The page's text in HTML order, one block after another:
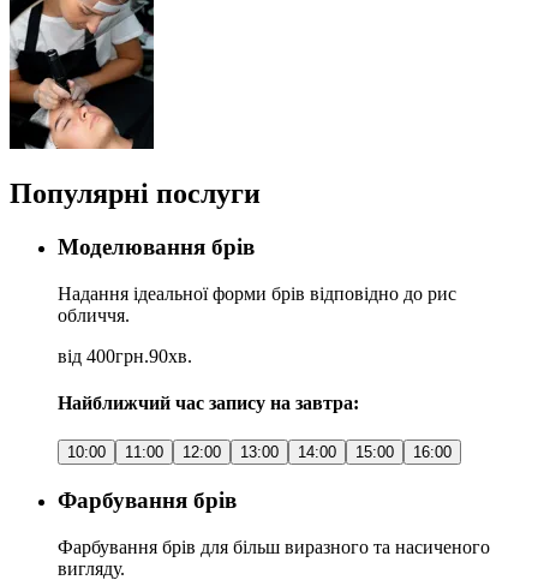
Популярні послуги
Моделювання брів
Надання ідеальної форми брів відповідно до рис
обличчя.
від 400грн.90хв.
Найближчий час запису на завтра:
10:00 11:00 12:00 13:00 14:00 15:00 16:00
Фарбування брів
Фарбування брів для більш виразного та насиченого
вигляду.